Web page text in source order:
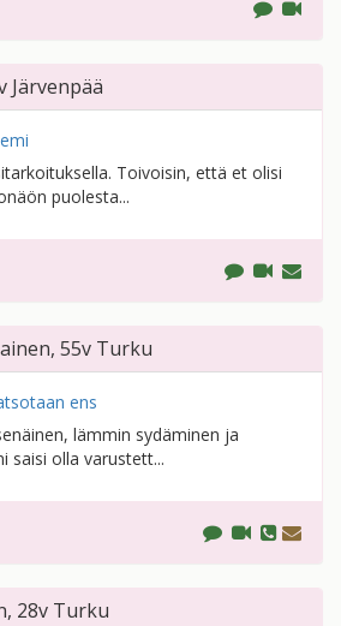
Järvenpää
Toivoisin, että et olisi
puolesta...
, 55v Turku
lämmin sydäminen ja
saisi olla varustett...
, 28v Turku